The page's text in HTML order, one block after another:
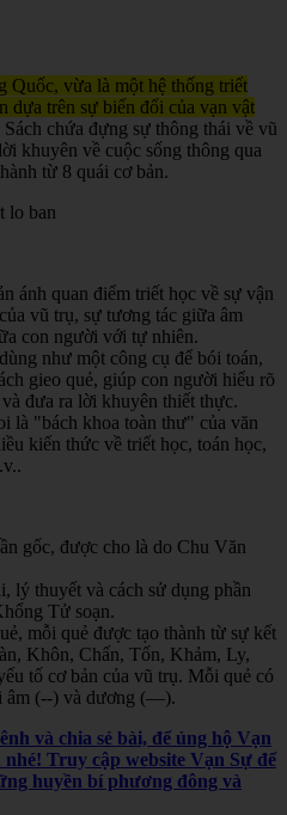
Quốc, vừa là một hệ thống triết
dựa trên sự biến đổi của vạn vật
Sách chứa đựng sự thông thái về vũ
khuyên về cuộc sống thông qua
từ 8 quái cơ bản.
ánh quan điểm triết học về sự vận
vũ trụ, sự tương tác giữa âm
con người với tự nhiên.
như một công cụ để bói toán,
gieo quẻ, giúp con người hiểu rõ
đưa ra lời khuyên thiết thực.
là "bách khoa toàn thư" của văn
kiến thức về triết học, toán học,
.
gốc, được cho là do Chu Văn
lý thuyết và cách sử dụng phần
Tử soạn.
mỗi quẻ được tạo thành từ sự kết
Khôn, Chấn, Tốn, Khảm, Ly,
tố cơ bản của vũ trụ. Mỗi quẻ có
âm (--) và dương (—).
và chia sẻ bài, để ủng hộ Vạn
Truy cập website Vạn Sự để
huyền bí phương đông và